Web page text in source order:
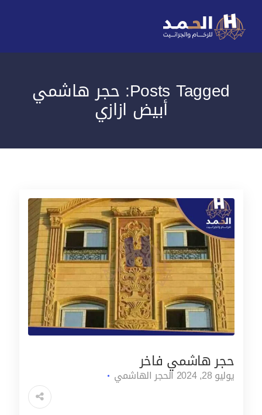
Posts Tagged: حجر هاشمي
أبيض ازازي
حجر هاشمي فاخر
يوليو 28, 2024 الحجر الهاشمي